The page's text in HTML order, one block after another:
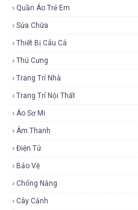
Quần Áo Trẻ Em
Sửa Chữa
Thiết Bị Câu Cá
Thú Cưng
Trang Trí Nhà
Trang Trí Nội Thất
Áo Sơ Mi
Âm Thanh
Điện Tử
Bảo Vệ
Chống Nắng
Cây Cảnh